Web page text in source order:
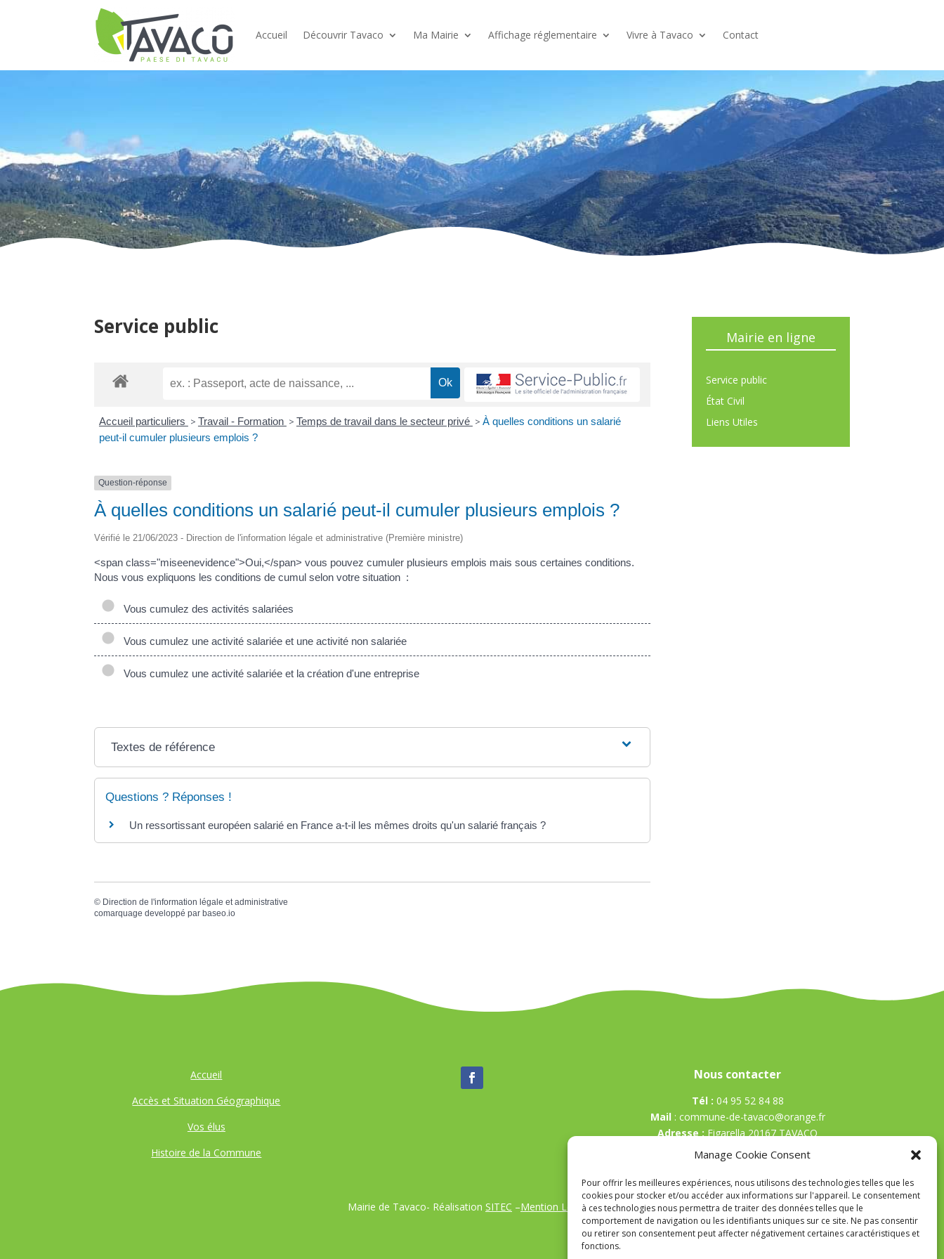
Manage Cookie Consent
Pour offrir les meilleures expériences, nous utilisons des technologies telles que les
cookies pour stocker et/ou accéder aux informations sur l'appareil. Le consentement
à ces technologies nous permettra de traiter des données telles que le
comportement de navigation ou les identifiants uniques sur ce site. Ne pas consentir
ou retirer son consentement peut affecter négativement certaines caractéristiques et
fonctions.
Accueil Découvrir Tavaco Ma Mairie Affichage réglementaire Vivre à Tavaco Contact
Service public
Accueil particuliers > Travail - Formation > Temps de travail dans le secteur privé > À quelles conditions un salarié
peut-il cumuler plusieurs emplois ?
Question-réponse
À quelles conditions un salarié peut-il cumuler plusieurs emplois ?
Vérifié le 21/06/2023 - Direction de l'information légale et administrative (Première ministre)
<span class="miseenevidence">Oui,</span> vous pouvez cumuler plusieurs emplois mais sous certaines conditions.
Nous vous expliquons les conditions de cumul selon votre situation :
Vous cumulez des activités salariées
Vous cumulez une activité salariée et une activité non salariée
Vous cumulez une activité salariée et la création d'une entreprise
Textes de référence
Questions ? Réponses !
Un ressortissant européen salarié en France a-t-il les mêmes droits qu'un salarié français ?
© Direction de l'information légale et administrative
comarquage developpé par baseo.io
Mairie en ligne
Service public
État Civil
Liens Utiles
Accueil
Accès et Situation Géographique
Vos élus
Histoire de la Commune
Nous contacter
Tél : 04 95 52 84 88
Mail : commune-de-tavaco@orange.fr
Adresse :Figarella 20167 TAVACO
Mairie de Tavaco- Réalisation SITEC –Mention Légales